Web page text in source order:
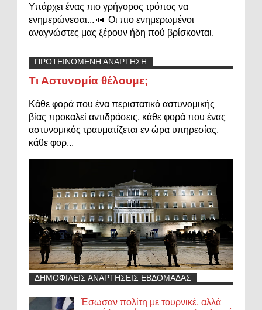
Υπάρχει ένας πιο γρήγορος τρόπος να
ενημερώνεσαι... 👀 Οι πιο ενημερωμένοι
αναγνώστες μας ξέρουν ήδη πού βρίσκονται.
ΠΡΟΤΕΙΝΟΜΕΝΗ ΑΝΑΡΤΗΣΗ
Τι Αστυνομία θέλουμε;
Κάθε φορά που ένα περιστατικό αστυνομικής
βίας προκαλεί αντιδράσεις, κάθε φορά που ένας
αστυνομικός τραυματίζεται εν ώρα υπηρεσίας,
κάθε φορ...
ΔΗΜΟΦΙΛΕΙΣ ΑΝΑΡΤΗΣΕΙΣ ΕΒΔΟΜΑΔΑΣ
Έσωσαν πολίτη με τουρνικέ, αλλά